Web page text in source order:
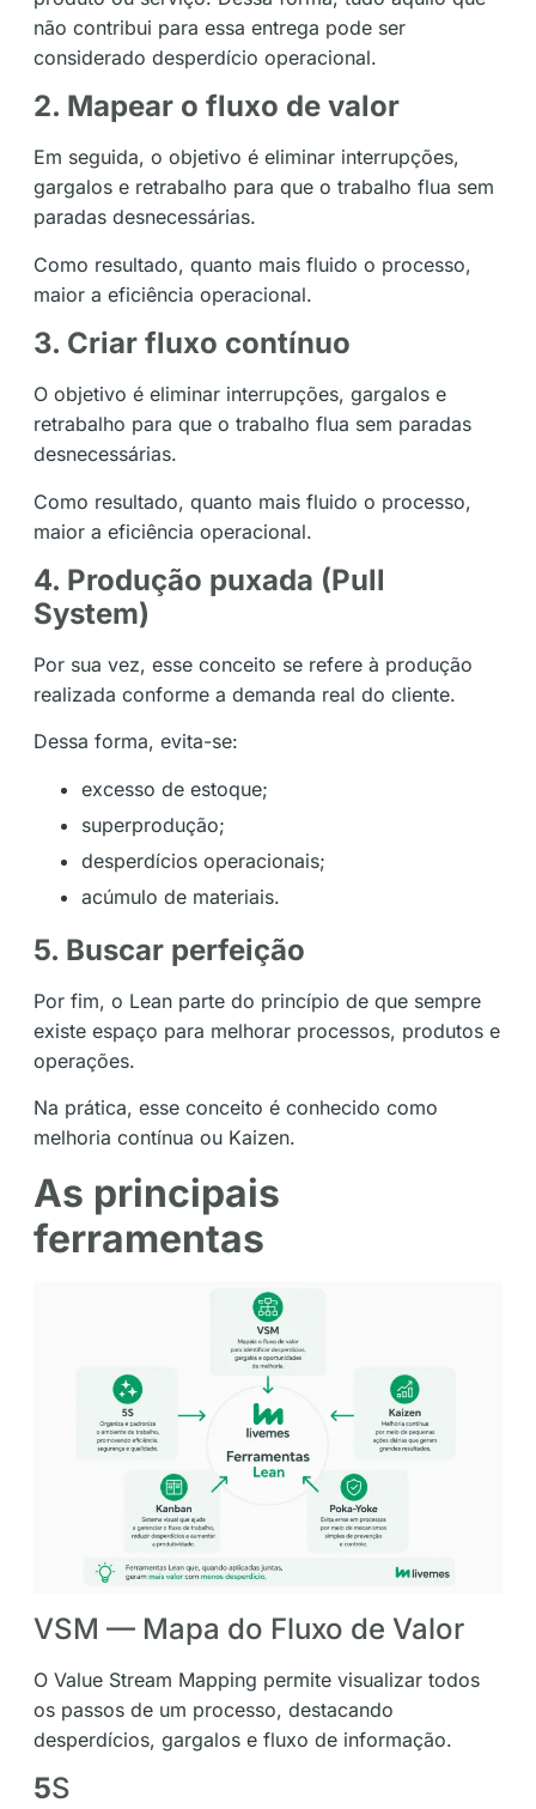
não contribui para essa entrega pode ser
considerado desperdício operacional.
2. Mapear o fluxo de valor
Em seguida, o objetivo é eliminar interrupções,
gargalos e retrabalho para que o trabalho flua sem
paradas desnecessárias.
Como resultado, quanto mais fluido o processo,
maior a eficiência operacional.
3. Criar fluxo contínuo
O objetivo é eliminar interrupções, gargalos e
retrabalho para que o trabalho flua sem paradas
desnecessárias.
Como resultado, quanto mais fluido o processo,
maior a eficiência operacional.
4. Produção puxada (Pull
System)
Por sua vez, esse conceito se refere à produção
realizada conforme a demanda real do cliente.
Dessa forma, evita-se:
excesso de estoque;
superprodução;
desperdícios operacionais;
acúmulo de materiais.
5. Buscar perfeição
Por fim, o Lean parte do princípio de que sempre
existe espaço para melhorar processos, produtos e
operações.
Na prática, esse conceito é conhecido como
melhoria contínua ou Kaizen.
As principais
ferramentas
VSM — Mapa do Fluxo de Valor
O Value Stream Mapping permite visualizar todos
os passos de um processo, destacando
desperdícios, gargalos e fluxo de informação.
5S